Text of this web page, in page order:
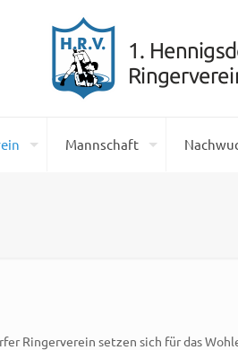
Mannschaft
Ringerverein setzen sich für das